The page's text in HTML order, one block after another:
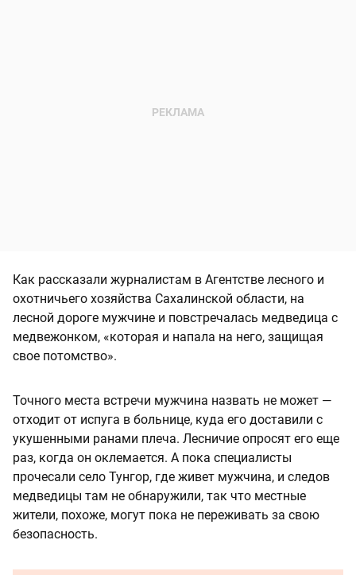
Как рассказали журналистам в Агентстве лесного и
охотничьего хозяйства Сахалинской области, на
лесной дороге мужчине и повстречалась медведица с
медвежонком, «которая и напала на него, защищая
свое потомство».
Точного места встречи мужчина назвать не может —
отходит от испуга в больнице, куда его доставили с
укушенными ранами плеча. Лесничие опросят его еще
раз, когда он оклемается. А пока специалисты
прочесали село Тунгор, где живет мужчина, и следов
медведицы там не обнаружили, так что местные
жители, похоже, могут пока не переживать за свою
безопасность.